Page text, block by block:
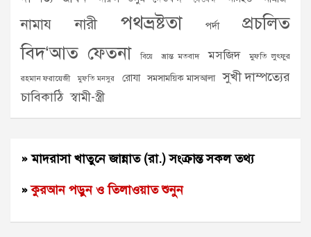
নামায নারী পথভ্রষ্টতা পর্দা
প্রচলিত
বিদ‘আত ফেতনা বিয়ে ভ্রান্ত মতবাদ মসজিদ মুফতি লুৎফুর
রহমান ফরায়েজী মুফতি মনসুর রোযা সমসাময়িক মাসআলা
সুখী দাম্পত্যের
চাবিকাঠি স্বামী-স্ত্রী
» মাদরাসা খাতুনে জান্নাত (রা.) সংক্রান্ত সকল তথ্য
» কুরআন পড়ুন ও তিলাওয়াত শুনুন